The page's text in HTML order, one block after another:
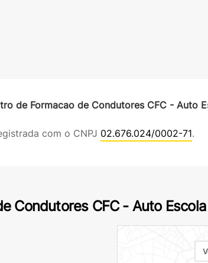
de Formacao de Condutores CFC - Auto
com o CNPJ 02.676.024/0002-71.
Condutores CFC - Auto